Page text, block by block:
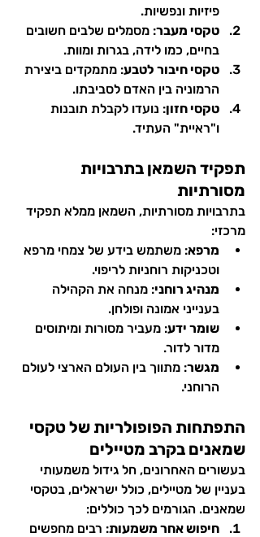
פיזיות ונפשיות.
טקסי מעבר: מסמלים שלבים חשובים
בחיים, כמו לידה, בגרות ומוות.
טקסי חיבור לטבע: מתמקדים ביצירת
הרמוניה בין האדם לסביבתו.
טקסי חזון: נועדו לקבלת תובנות
ו"ראיית" העתיד.
תפקיד השמאן בתרבויות
מסורתיות
בתרבויות מסורתיות, השמאן ממלא תפקיד
מרכזי:
מרפא: משתמש בידע של צמחי מרפא
וטכניקות רוחניות לריפוי.
מנהיג רוחני: מנחה את הקהילה
בענייני אמונה ופולחן.
שומר ידע: מעביר מסורות ומיתוסים
מדור לדור.
מגשר: מתווך בין העולם הארצי לעולם
הרוחני.
התפתחות הפופולריות של טקסי
שמאנים בקרב מטיילים
בעשורים האחרונים, חל גידול משמעותי
בעניין של מטיילים, כולל ישראלים, בטקסי
שמאנים. הגורמים לכך כוללים:
חיפוש אחר משמעות: רבים מחפשים